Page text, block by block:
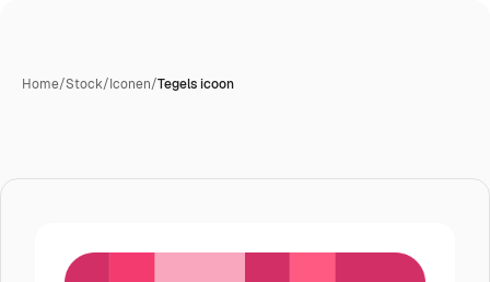
Home/Stock/Iconen/Tegels icoon